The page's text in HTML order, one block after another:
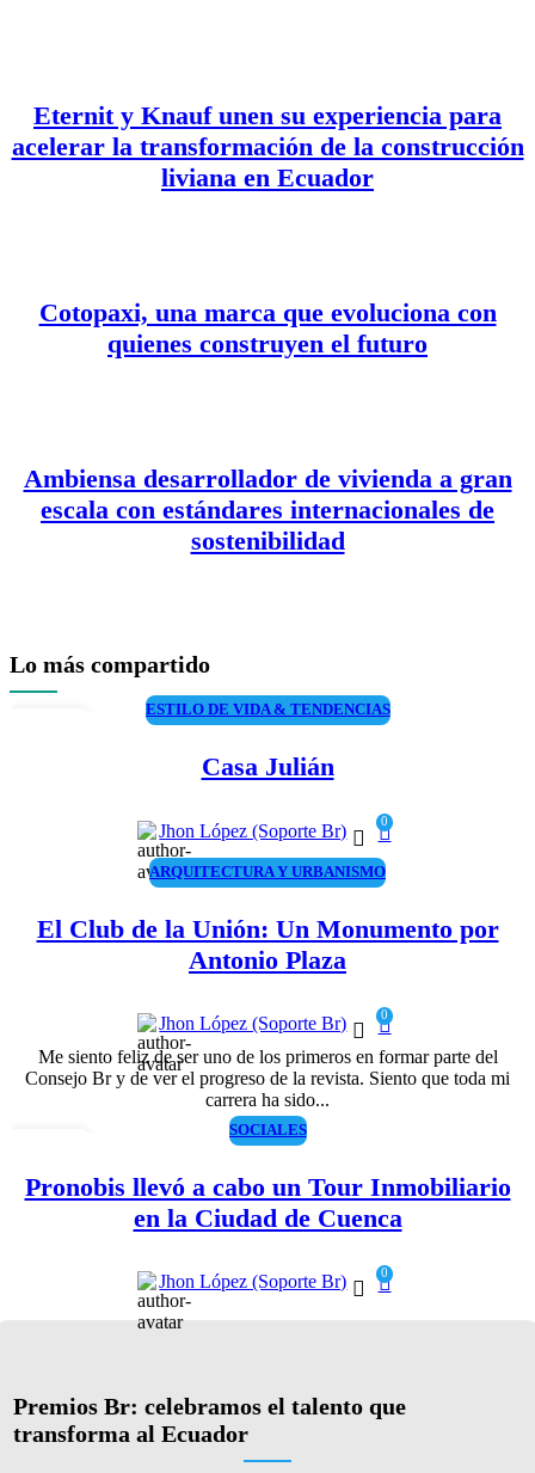
Eternit y Knauf unen su experiencia para
acelerar la transformación de la construcción
liviana en Ecuador
Cotopaxi, una marca que evoluciona con
quienes construyen el futuro
Ambiensa desarrollador de vivienda a gran
escala con estándares internacionales de
sostenibilidad
Lo más compartido
ESTILO DE VIDA & TENDENCIAS
Casa Julián
Jhon López (Soporte Br) 0
ARQUITECTURA Y URBANISMO
El Club de la Unión: Un Monumento por
Antonio Plaza
Jhon López (Soporte Br) 0
Me siento feliz de ser uno de los primeros en formar parte del
Consejo Br y de ver el progreso de la revista. Siento que toda mi
carrera ha sido...
SOCIALES
Pronobis llevó a cabo un Tour Inmobiliario
en la Ciudad de Cuenca
Jhon López (Soporte Br) 0
Premios Br: celebramos el talento que
transforma al Ecuador